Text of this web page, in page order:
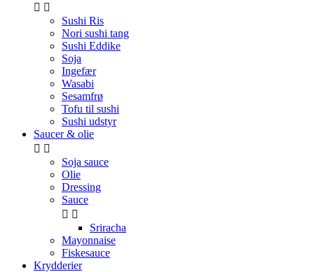
 
Sushi Ris
Nori sushi tang
Sushi Eddike
Soja
Ingefær
Wasabi
Sesamfrø
Tofu til sushi
Sushi udstyr
Saucer & olie
 
Soja sauce
Olie
Dressing
Sauce
 
Sriracha
Mayonnaise
Fiskesauce
Krydderier